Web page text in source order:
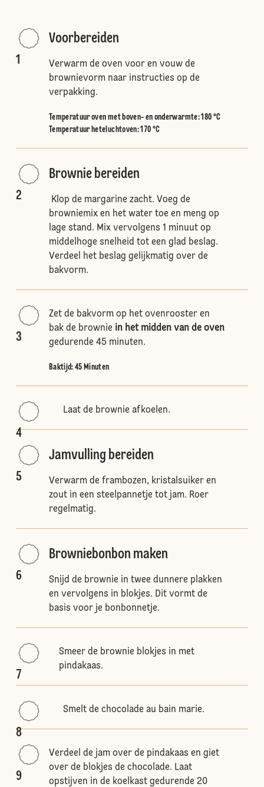
1
Voorbereiden
Verwarm de oven voor en vouw de
brownievorm naar instructies op de
verpakking.
Temperatuur oven met boven- en onderwarmte:180 °C
Temperatuur heteluchtoven:170 °C
2
Brownie bereiden
Klop de margarine zacht. Voeg de
browniemix en het water toe en meng op
lage stand. Mix vervolgens 1 minuut op
middelhoge snelheid tot een glad beslag.
Verdeel het beslag gelijkmatig over de
bakvorm.
3
Zet de bakvorm op het ovenrooster en
bak de brownie in het midden van de oven
gedurende 45 minuten.
Baktijd: 45 Minuten
4
Laat de brownie afkoelen.
5
Jamvulling bereiden
Verwarm de frambozen, kristalsuiker en
zout in een steelpannetje tot jam. Roer
regelmatig.
6
Browniebonbon maken
Snijd de brownie in twee dunnere plakken
en vervolgens in blokjes. Dit vormt de
basis voor je bonbonnetje.
7
Smeer de brownie blokjes in met
pindakaas.
8
Smelt de chocolade au bain marie.
9
Verdeel de jam over de pindakaas en giet
over de blokjes de chocolade. Laat
opstijven in de koelkast gedurende 20